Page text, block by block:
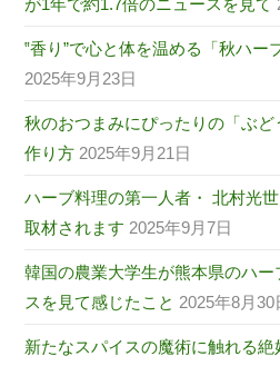
が1年で約1.7倍のニュースを見て
‟香り”で心と体を温める「秋ハー
2025年9月23日
秋のおつまみにぴったりの「ぶ
作り方 2025年9月21日
ハーブ料理の第一人者・ 北村光
取材されます 2025年9月7日
韓国の農業大学生が熊本県のハ
スを見て感じたこと 2025年8月30
新たなスパイスの魔術に触れる